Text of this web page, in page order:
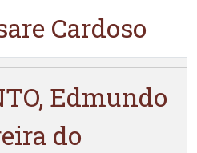
Cardoso
Edmundo
do